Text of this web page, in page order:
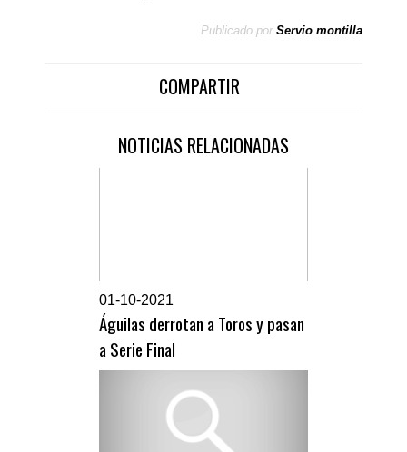
Publicado por Servio montilla
COMPARTIR
NOTICIAS RELACIONADAS
01-10-2021
Águilas derrotan a Toros y pasan
a Serie Final